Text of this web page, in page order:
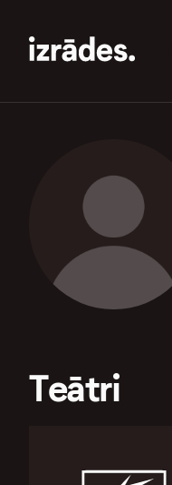
Teātri